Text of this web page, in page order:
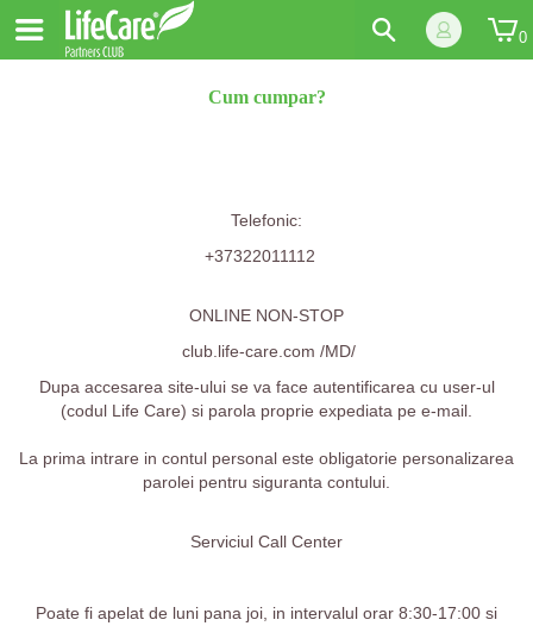
0
Cum cumpar?
Telefonic:
+37322011112
ONLINE NON-STOP
club.life-care.com /MD/
Dupa accesarea site-ului se va face autentificarea cu user-ul
(codul Life Care) si parola proprie expediata pe e-mail.
La prima intrare in contul personal este obligatorie personalizarea
parolei pentru siguranta contului.
Serviciul Call Center
Poate fi apelat de luni pana joi, in intervalul orar 8:30-17:00 si